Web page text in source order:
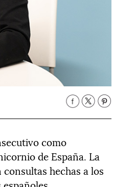
como
de España. La
consultas hechas a los